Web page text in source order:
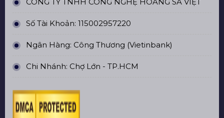
Số Tài Khoản: 115002957220
Ngân Hàng: Công Thương (Vietinbank)
Chi Nhánh: Chợ Lớn - TP.HCM